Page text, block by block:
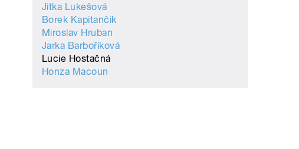
Jitka Lukešová
Borek Kapitančik
Miroslav Hruban
Jarka Barboříková
Lucie Hostačná
Honza Macoun